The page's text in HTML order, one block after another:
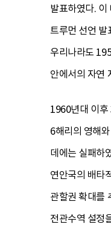
발표하였다.
트루먼 선언 발
우리나라도
안에서의 자연
1960년대 이후
6해리의 영해
데에는 실패하
연안국의 배타
관할권 확대를
전관수역 설정